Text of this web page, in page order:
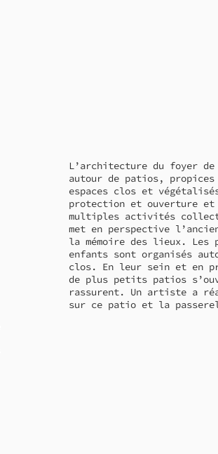
L’architecture du foyer de
autour de patios,
espaces clos et
protection et ouverture
multiples activités
met en perspective
la mémoire des lieux. Les
enfants sont organisés
clos. En leur sein et en
de plus petits patios
rassurent. Un artiste a
sur ce patio et la